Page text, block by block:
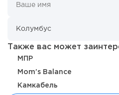
Отзыв SSL-сертификатов у
российский...
Также вас может
МПР
Mom’s Balance
Камкабель